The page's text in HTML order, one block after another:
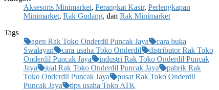
Aksesoris Minimarket, Perangkat Kasir, Perlengkapan
Minimarket, Rak Gudang, dan Rak Minimarket
Tags
agen Rak Toko Onderdil Puncak Jaya
cara buka
Swalayan
cara usaha Toko Onderdil
distributor Rak Toko
Onderdil Puncak Jaya
industri Rak Toko Onderdil Puncak
Jaya
jual Rak Toko Onderdil Puncak Jaya
pabrik Rak
Toko Onderdil Puncak Jaya
pusat Rak Toko Onderdil
Puncak Jaya
tips usaha Toko ATK